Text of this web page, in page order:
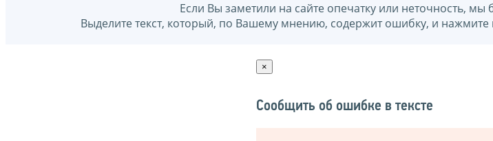
Если Вы заметили на сайте опечатку или неточность,
Выделите текст, который, по Вашему мнению, содержит ошибку, и
×
Сообщить об ошибке в тексте